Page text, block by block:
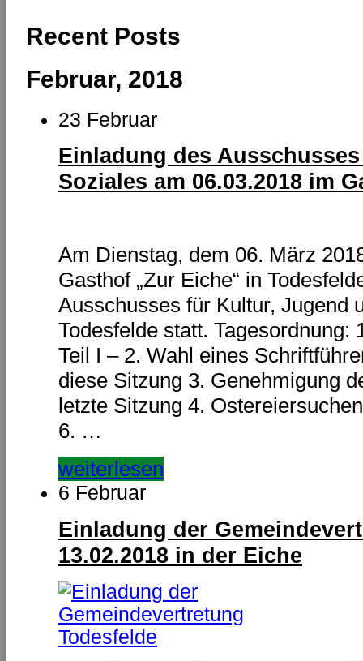
Recent Posts
Februar, 2018
23 Februar
Einladung des
Soziales am 06.03.2018 im
Am Dienstag, dem 06. März
Gasthof „Zur Eiche“ in
Ausschusses für Kultur, Jugend
Todesfelde statt. Tagesordnung:
Teil I – 2. Wahl eines
diese Sitzung 3. Genehmigung
letzte Sitzung 4.
6. …
weiterlesen
6 Februar
Einladung der
13.02.2018 in der Eiche